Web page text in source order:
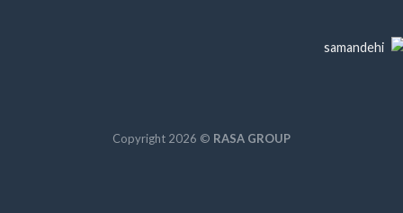
Copyright 2026 © RASA GROUP